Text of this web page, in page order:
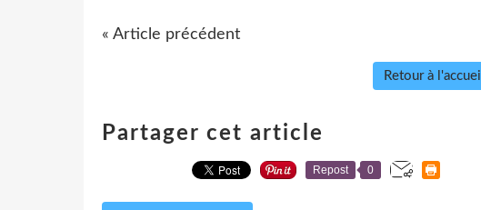
« Article précédent
Retour à l'accueil
Partager cet article
Repost 0